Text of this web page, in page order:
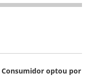
Consumidor optou por